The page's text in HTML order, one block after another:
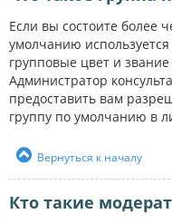
Если вы состоите более
умолчанию
групповые цвет и
Администратор
предоставить вам
группу по умолчанию в
Вернуться к началу
Кто такие